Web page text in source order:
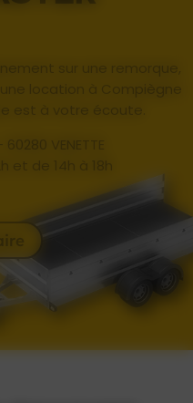
sur une remorque,
location à Compiègne
est à votre écoute.
VENETTE
et de 14h à 18h